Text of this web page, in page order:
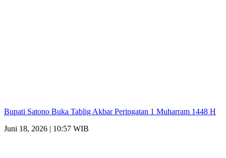
Bupati Satono Buka Tablig Akbar Peringatan 1 Muharram 1448 H
Juni 18, 2026 | 10:57 WIB